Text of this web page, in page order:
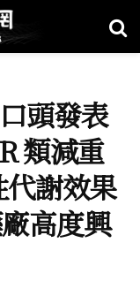
頭發表
類減重
謝效果
高度興